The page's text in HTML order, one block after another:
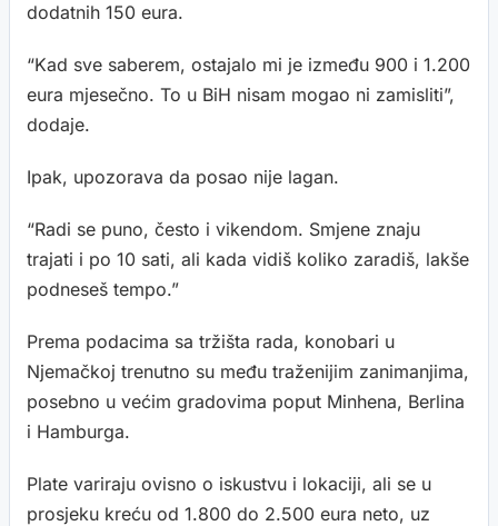
dodatnih 150 eura.
“Kad sve saberem, ostajalo mi je između 900 i 1.200
eura mjesečno. To u BiH nisam mogao ni zamisliti”,
dodaje.
Ipak, upozorava da posao nije lagan.
“Radi se puno, često i vikendom. Smjene znaju
trajati i po 10 sati, ali kada vidiš koliko zaradiš, lakše
podneseš tempo.”
Prema podacima sa tržišta rada, konobari u
Njemačkoj trenutno su među traženijim zanimanjima,
posebno u većim gradovima poput Minhena, Berlina
i Hamburga.
Plate variraju ovisno o iskustvu i lokaciji, ali se u
prosjeku kreću od 1.800 do 2.500 eura neto, uz